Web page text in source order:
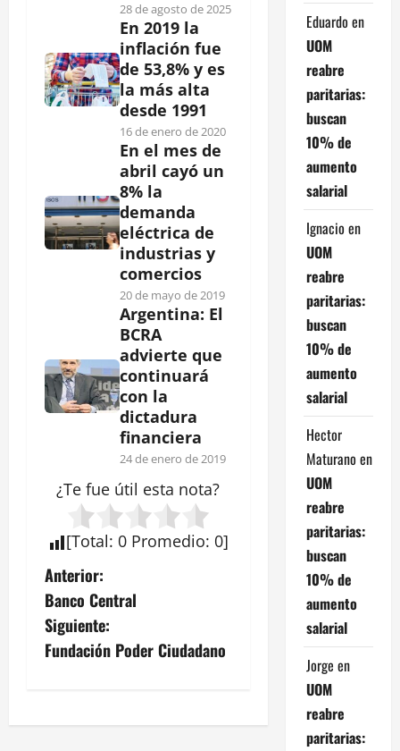
28 de agosto de 2025
En 2019 la
inflación fue
de 53,8% y es
la más alta
desde 1991
16 de enero de 2020
En el mes de
abril cayó un
8% la
demanda
eléctrica de
industrias y
comercios
20 de mayo de 2019
Argentina: El
BCRA
advierte que
continuará
con la
dictadura
financiera
24 de enero de 2019
¿Te fue útil esta nota?
[Total: 0 Promedio: 0]
N
a
v
g
Anterior:
Banco Central
Siguiente:
Fundación Poder Ciudadano
Eduardo en
UOM
reabre
paritarias:
buscan
10% de
aumento
salarial
Ignacio en
UOM
reabre
paritarias:
buscan
10% de
aumento
salarial
Hector
Maturano en
UOM
reabre
paritarias:
buscan
10% de
aumento
salarial
Jorge en
UOM
reabre
paritarias: